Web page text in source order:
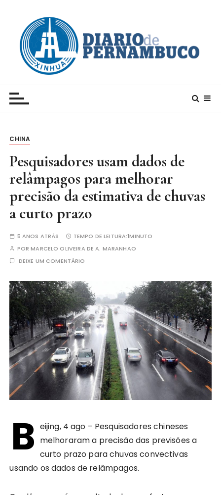
CHINA
Pesquisadores usam dados de
relâmpagos para melhorar
precisão da estimativa de chuvas
a curto prazo
5 ANOS ATRÁS TEMPO DE LEITURA:1MINUTO
PORMARCELO OLIVEIRA DE A. MARANHAO
DEIXE UM COMENTÁRIO
B eijing, 4 ago – Pesquisadores chineses
melhoraram a precisão das previsões a
curto prazo para chuvas convectivas
usando os dados de relâmpagos.